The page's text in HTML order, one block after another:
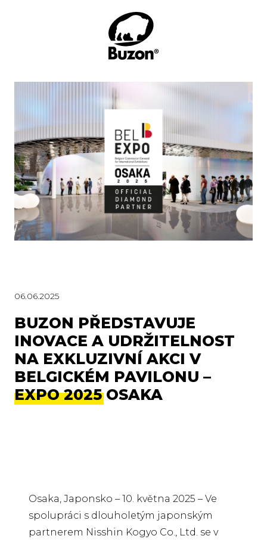
06.06.2025
BUZON PŘEDSTAVUJE
INOVACE A UDRŽITELNOST
NA EXKLUZIVNÍ AKCI V
BELGICKÉM PAVILONU –
EXPO 2025 OSAKA
Osaka, Japonsko – 10. května 2025 – Ve
spolupráci s dlouholetým japonským
partnerem Nisshin Kogyo Co., Ltd. se v